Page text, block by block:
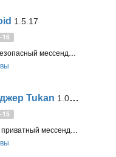
1.5.17
16
Briar для Android – безопасный мессенджер для смартфонов и планшетов, позволяющий общаться через сеть Tor, а также без интернета с передачей сообщений по Bluetooth или Wi-Fi
Tukan 1.0.2.126 (Windows) / 1.0.2 (macOS) / 2.5.5 (Android) / 1.8 (iOS)
15
Tukan – бесплатный приватный мессенджер со сквозным шифрованием - на серверах ничего не хранится, только на стороне пользователя. Анонимная регистрация не требует email или мобильный телефон